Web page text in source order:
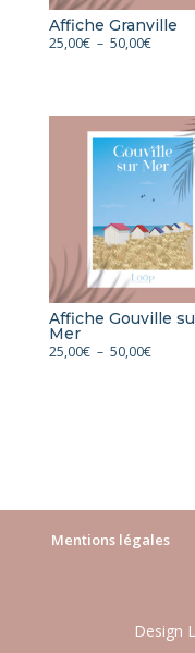
Affiche Granville
25,00€ – 50,00€Plage
à
50,00€
Affiche Gouville
Mer
25,00€ – 50,00€Plage
Mentions légales
Design